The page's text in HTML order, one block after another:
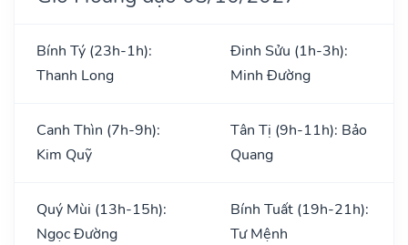
Bính Tý (23h-1h):
Thanh Long
Đinh Sửu (1h-3h):
Minh Đường
Canh Thìn (7h-9h):
Kim Quỹ
Tân Tị (9h-11h): Bảo
Quang
Quý Mùi (13h-15h):
Ngọc Đường
Bính Tuất (19h-21h):
Tư Mệnh